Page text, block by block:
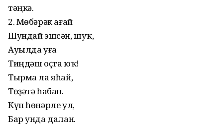
тәңкә.
2. Мөбәрәк ағай
Шундай эшсән, шуҡ,
Ауылда уға
Тиңдәш оҫта юҡ!
Тырма ла яһай,
Төҙәтә һабан.
Күп һөнәрле ул,
Бар унда далан.